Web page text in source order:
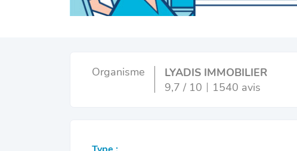
Organisme LYADIS IMMOBILIER
9,7 / 10 1540 avis
Type :